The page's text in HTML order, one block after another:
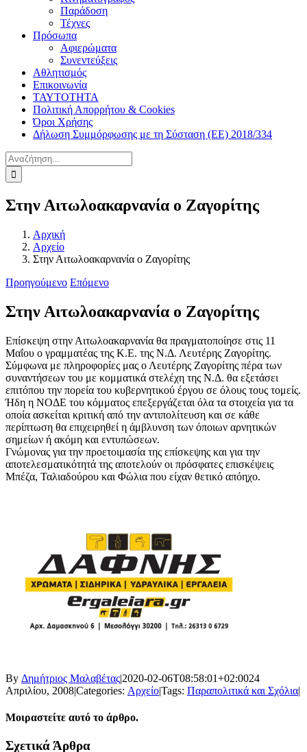
Παράδοση
Τέχνες
Πρόσωπα
Αφιερώματα
Συνεντεύξεις
Αθλητισμός
Επικοινωνία
ΤΑΥΤΟΤΗΤΑ
Πολιτική Απορρήτου & Cookies
Όροι Χρήσης
Δήλωση Συμμόρφωσης με τη Σύσταση (ΕΕ) 2018/334
Αναζήτηση
για:
Στην Αιτωλοακαρνανία ο Ζαγορίτης
Αρχική
Αρχείο
Στην Αιτωλοακαρνανία ο Ζαγορίτης
Προηγούμενο Επόμενο
Στην Αιτωλοακαρνανία ο Ζαγορίτης
Επίσκεψη στην Αιτωλοακαρνανία θα πραγματοποίησε στις 11
Μαΐου ο γραμματέας της Κ.Ε. της Ν.Δ. Λευτέρης Ζαγορίτης.
Σύμφωνα με πληροφορίες μας ο Λευτέρης Ζαγορίτης πέρα των
συναντήσεων του με κομματικά στελέχη της Ν.Δ. θα εξετάσει
επιτόπου την πορεία του κυβερνητικού έργου σε όλους τους τομείς.
Ήδη η ΝΟΔΕ του κόμματος επεξεργάζεται όλα τα στοιχεία για τα
οποία ασκείται κριτική από την αντιπολίτευση και σε κάθε
περίπτωση θα επιχειρηθεί η άμβλυνση των όποιων αρνητικών
σημείων ή ακόμη και εντυπώσεων.
Γνώμονας για την προετοιμασία της επίσκεψης και για την
αποτελεσματικότητά της αποτελούν οι πρόσφατες επισκέψεις
Μπέζα, Ταλιαδούρου και Φώλια που είχαν θετικό απόηχο.
By Δημήτριος Μαλαβέτας|2020-02-06T08:58:01+02:0024
Απριλίου, 2008|Categories: Αρχείο|Tags: Παραπολιτικά και Σχόλια|
Μοιραστείτε αυτό το άρθρο.
Facebook
X
LinkedIn
WhatsApp
Email
Σχετικά Άρθρα